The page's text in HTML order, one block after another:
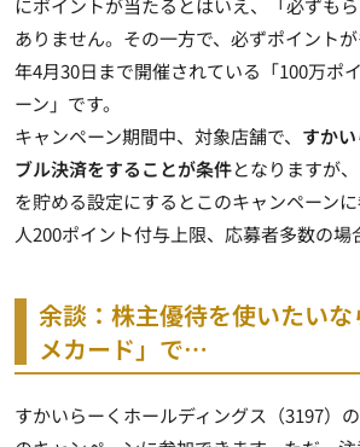
にポイントが当たるとはいえ、「必ずも
ありません。その一方で、必ずポイント
年4月30日まで開催されている「100万ポ
ーン」です。
キャンペーン期間中、対象店舗で、 すか
ブル決済をすることが条件となりますが
を貯める設定にするとこのキャンペーン
人200ポイント付与上限、応募者多数の
余談：株主優待を使いたい
メカード」で…
すかいらーくホールディングス（3197）